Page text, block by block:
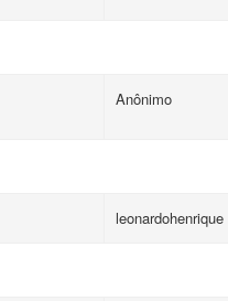
Anônimo
leonardohenrique